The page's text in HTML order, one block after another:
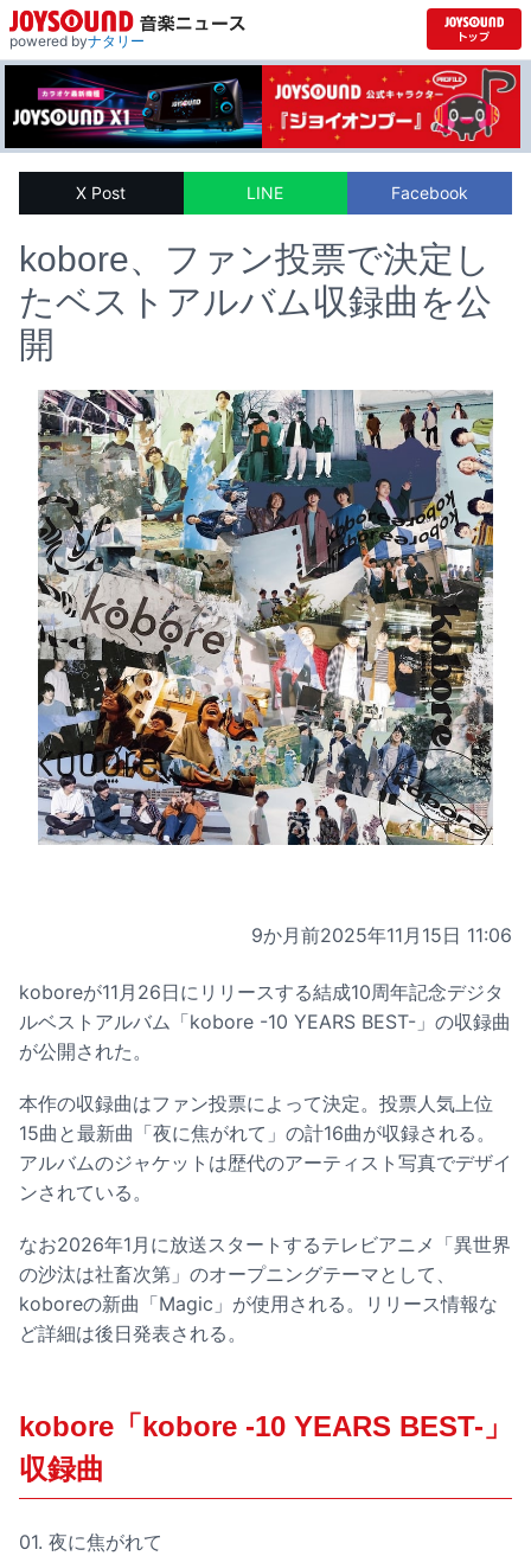
powered byナタリー
X Post LINE Facebook
kobore、ファン投票で決定し
たベストアルバム収録曲を公
開
9か月前2025年11月15日 11:06
koboreが11月26日にリリースする結成10周年記念デジタ
ルベストアルバム「kobore -10 YEARS BEST-」の収録曲
が公開された。
本作の収録曲はファン投票によって決定。投票人気上位
15曲と最新曲「夜に焦がれて」の計16曲が収録される。
アルバムのジャケットは歴代のアーティスト写真でデザイ
ンされている。
なお2026年1月に放送スタートするテレビアニメ「異世界
の沙汰は社畜次第」のオープニングテーマとして、
koboreの新曲「Magic」が使用される。リリース情報な
ど詳細は後日発表される。
kobore「kobore -10 YEARS BEST-」
収録曲
01. 夜に焦がれて